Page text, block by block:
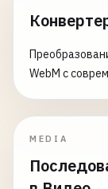
WebM с
MEDIA